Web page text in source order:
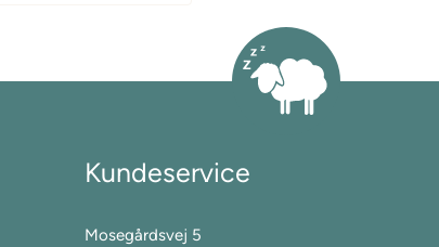
Kundeservice
Mosegårdsvej 5